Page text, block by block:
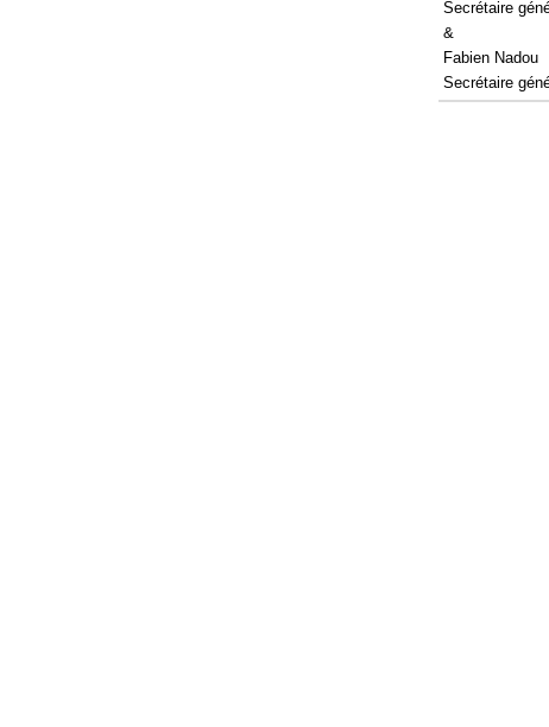
Secrétaire
&
Fabien Nadou
Secrétaire